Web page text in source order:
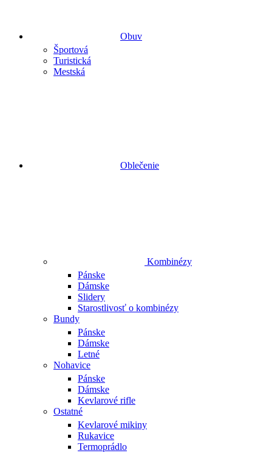
Obuv
Športová
Turistická
Mestská
Oblečenie
Kombinézy
Pánske
Dámske
Slidery
Starostlivosť o kombinézy
Bundy
Pánske
Dámske
Letné
Nohavice
Pánske
Dámske
Kevlarové rifle
Ostatné
Kevlarové mikiny
Rukavice
Termoprádlo